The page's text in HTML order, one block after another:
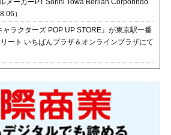
メーカーPT Sorini Towa Berlian Corporindo
）
ャラクターズ POP UP STORE』が東京駅一番
ート いちばんプラザ＆オンラインプラザにて